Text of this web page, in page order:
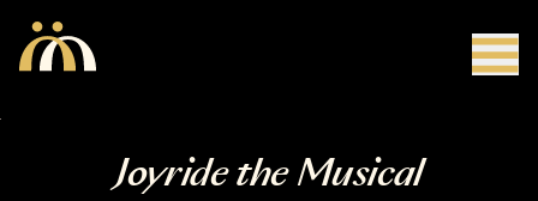
Joyride the Musical